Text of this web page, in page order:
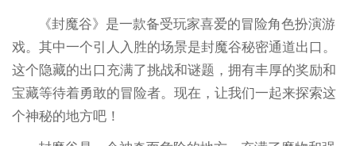
《封魔谷》是一款备受玩家喜爱的冒险角色扮演游
戏。其中一个引人入胜的场景是封魔谷秘密通道出口。
这个隐藏的出口充满了挑战和谜题，拥有丰厚的奖励和
宝藏等待着勇敢的冒险者。现在，让我们一起来探索这
个神秘的地方吧！